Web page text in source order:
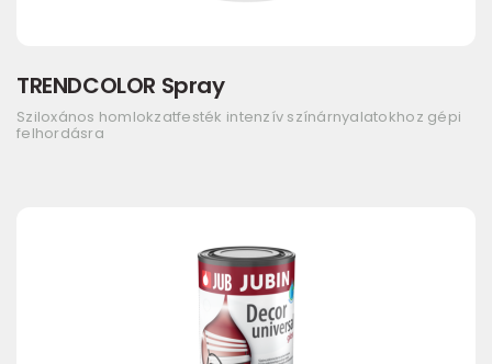
TRENDCOLOR Spray
Sziloxános homlokzatfesték intenzív színárnyalatokhoz gépi
felhordásra